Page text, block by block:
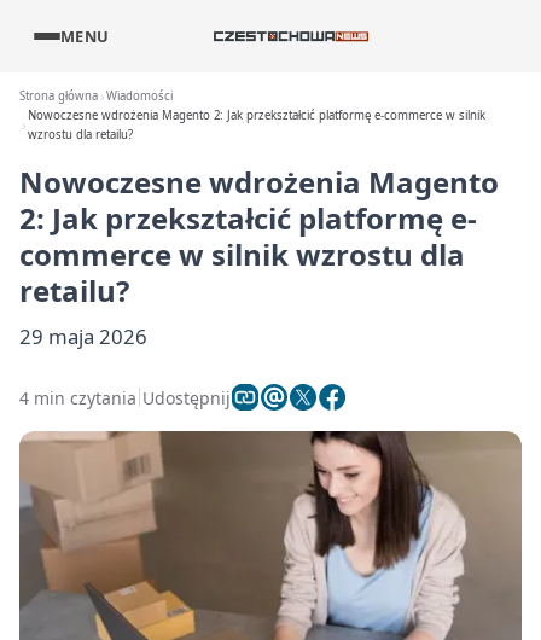
MENU
Strona główna Wiadomości
Nowoczesne wdrożenia Magento 2: Jak przekształcić platformę e-commerce w silnik
wzrostu dla retailu?
Nowoczesne wdrożenia Magento
2: Jak przekształcić platformę e-
commerce w silnik wzrostu dla
retailu?
29 maja 2026
4 min czytania Udostępnij